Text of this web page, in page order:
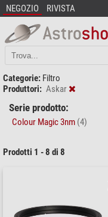
NEGOZIO RIVISTA
Categorie: Filtro
Produttori: Askar
Serie prodotto:
Colour Magic 3nm (4)
Prodotti 1 - 8 di 8